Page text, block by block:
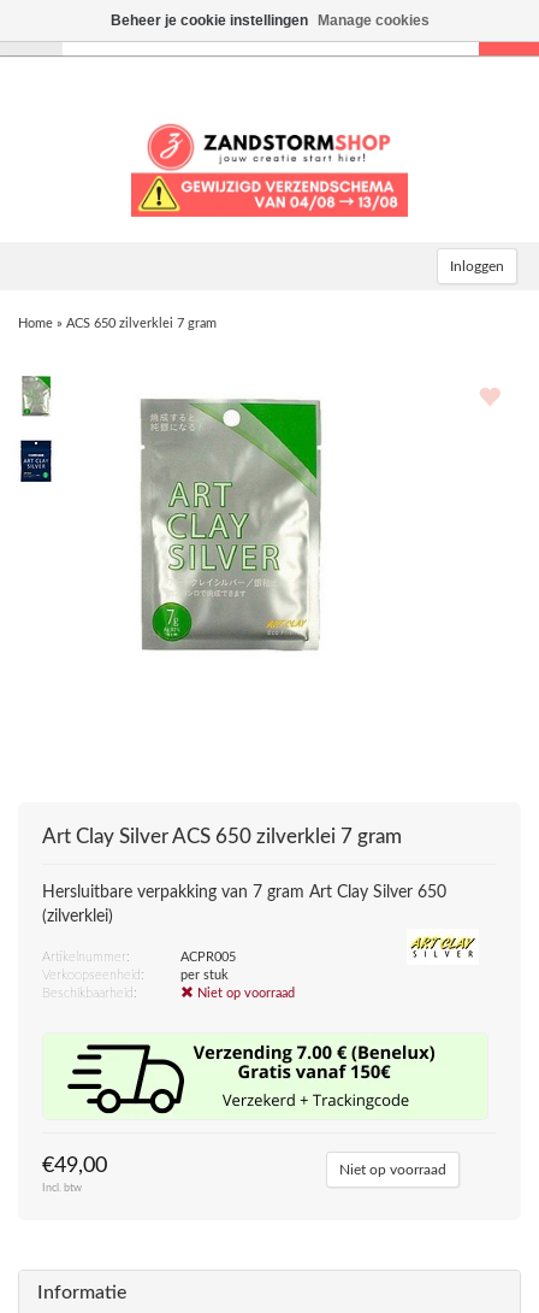
Inloggen
Home » ACS 650 zilverklei 7 gram
Art Clay SilverACS 650 zilverklei 7 gram
Hersluitbare verpakking van 7 gram Art Clay Silver 650
(zilverklei)
Artikelnummer:
ACPR005
Verkoopseenheid:
per stuk
Beschikbaarheid:
Niet op voorraad
€49,00
Incl. btw
Niet op voorraad
Informatie
Beheer je cookie instellingen Manage cookies